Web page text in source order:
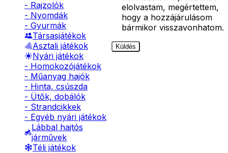
- Rajzolók
- Nyomdák
- Gyurmák
Társasjátékok
Asztali játékok
Nyári játékok
- Homokozójátékok
- Műanyag hajók
- Hinta, csúszda
- Ütők, dobálók
- Strandcikkek
- Egyéb nyári játékok
Lábbal hajtós
járművek
Téli játékok
elolvastam, megértettem,
hogy a hozzájárulásom
bármikor visszavonhatom.
Küldés